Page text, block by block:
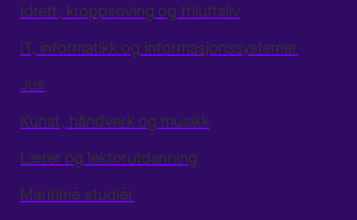
Idrett, kroppsøving og friluftsliv
IT, informatikk og informasjonssystemer
Jus
Kunst, håndverk og musikk
Lærer og lektorutdanning
Maritime studier